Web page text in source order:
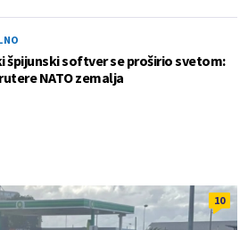
špijunski softver se proširio svetom:
NATO zemalja
10